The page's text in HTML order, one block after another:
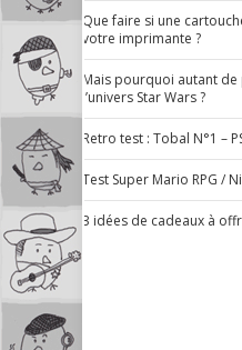
Que faire si une
votre imprimante ?
Mais pourquoi autant
l’univers Star Wars ?
Retro test : Tobal N°1 –
Test Super Mario RPG /
3 idées de cadeaux à